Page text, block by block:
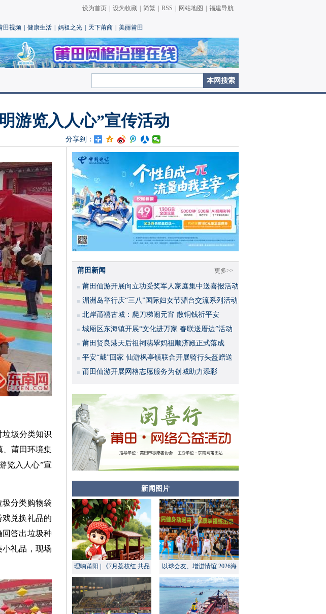
设为首页 设为收藏 简繁 RSS 网站地图 福建导航
田视频 健康生活 妈祖之光 天下莆商 美丽莆田
游览入人心”宣传活动
分享到：
垃圾分类知识
、莆田环境集
览入人心”宣
分类购物袋
兑换礼品的
答出垃圾种
礼品，现场
更多>>
莆田新闻
莆田仙游开展向立功受奖军人家庭集中送喜报活动
湄洲岛举行庆“三八”国际妇女节湄台交流系列活动
北岸莆禧古城：爬刀梯闹元宵 散铜钱祈平安
城厢区东海镇开展“文化进万家 春联送厝边”活动
莆田贤良港天后祖祠翡翠妈祖顺济殿正式落成
平安“戴”回家 仙游枫亭镇联合开展骑行头盔赠送
活动
莆田仙游开展网格志愿服务为创城助力添彩
新闻图片
理响莆阳 | 《7月荔枝红 共品
莆田甜》
以球会友、增进情谊 2026海
峡两岸大学生篮球赛在莆田开
幕